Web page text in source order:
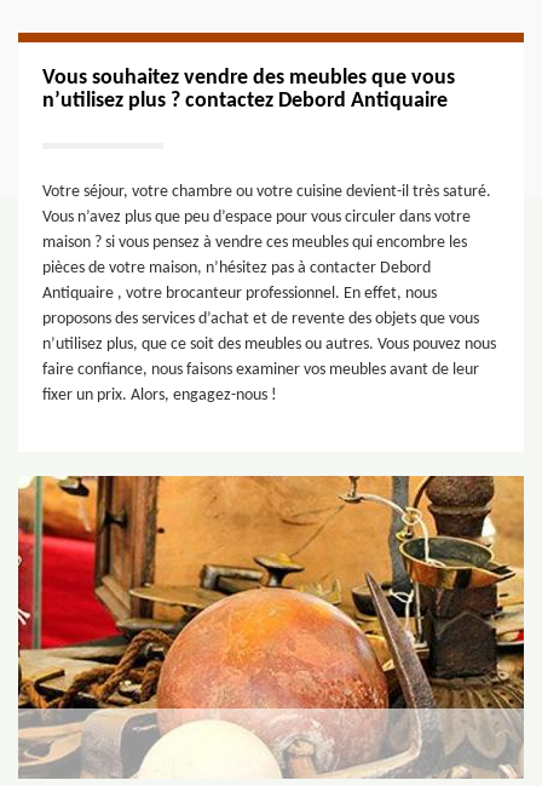
Vous souhaitez vendre des meubles que vous
n’utilisez plus ? contactez Debord Antiquaire
Votre séjour, votre chambre ou votre cuisine devient-il très saturé.
Vous n’avez plus que peu d’espace pour vous circuler dans votre
maison ? si vous pensez à vendre ces meubles qui encombre les
pièces de votre maison, n’hésitez pas à contacter Debord
Antiquaire , votre brocanteur professionnel. En effet, nous
proposons des services d’achat et de revente des objets que vous
n’utilisez plus, que ce soit des meubles ou autres. Vous pouvez nous
faire confiance, nous faisons examiner vos meubles avant de leur
fixer un prix. Alors, engagez-nous !